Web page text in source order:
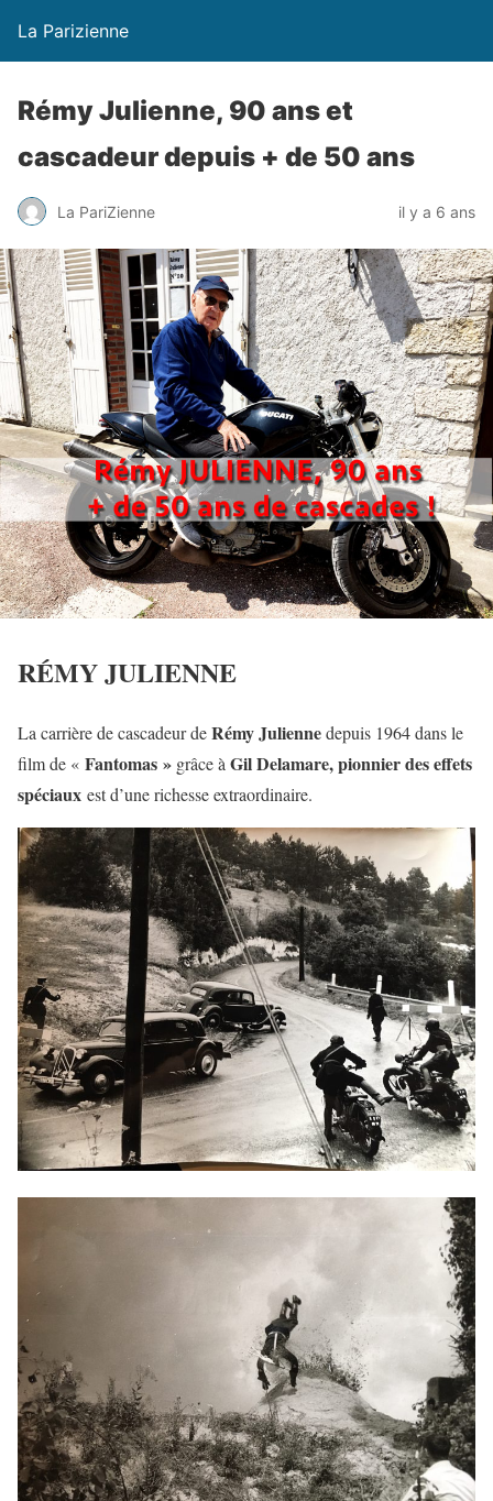
La Parizienne
Rémy Julienne, 90 ans et
cascadeur depuis + de 50 ans
La PariZienne il y a 6 ans
RÉMY JULIENNE
La carrière de cascadeur deRémy Juliennedepuis 1964 dans le
film de « Fantomas » grâce à Gil Delamare, pionnier des effets
spéciaux est d’une richesse extraordinaire.